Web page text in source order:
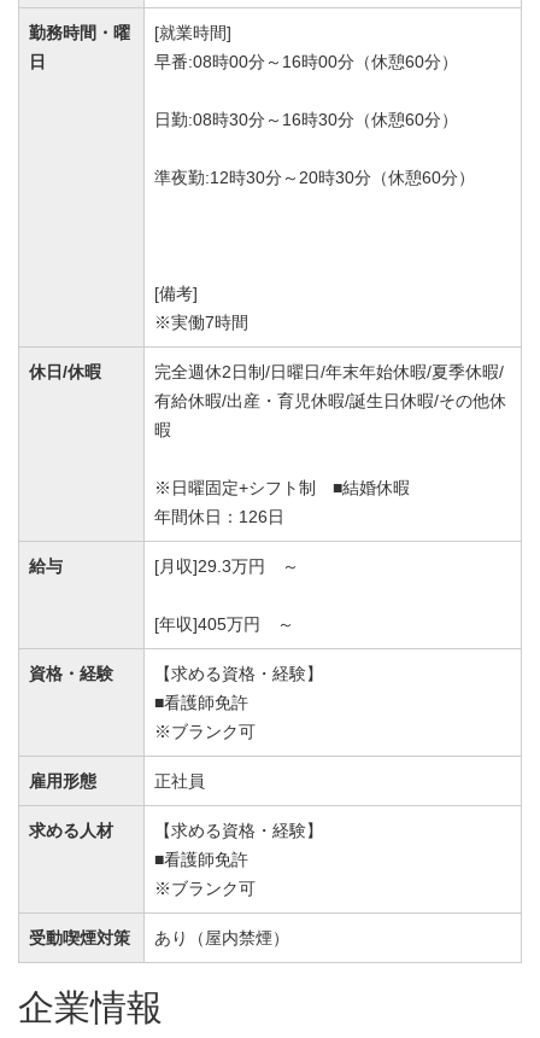
勤務時間・曜
日
[就業時間]
早番:08時00分～16時00分（休憩60分）
日勤:08時30分～16時30分（休憩60分）
準夜勤:12時30分～20時30分（休憩60分）
[備考]
※実働7時間
休日/休暇
完全週休2日制/日曜日/年末年始休暇/夏季休暇/
有給休暇/出産・育児休暇/誕生日休暇/その他休
暇
※日曜固定+シフト制 ■結婚休暇
年間休日：126日
給与 [月収]29.3万円 ～
[年収]405万円 ～
資格・経験
【求める資格・経験】
■看護師免許
※ブランク可
雇用形態 正社員
求める人材
【求める資格・経験】
■看護師免許
※ブランク可
受動喫煙対策 あり（屋内禁煙）
企業情報